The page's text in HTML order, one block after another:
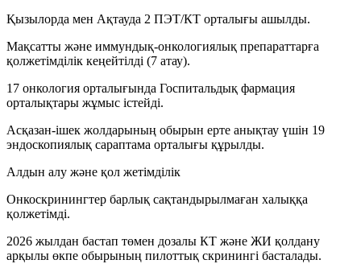
Қызылорда мен Ақтауда 2 ПЭТ/КТ орталығы ашылды.
Мақсатты және иммундық-онкологиялық препараттарға
қолжетімділік кеңейтілді (7 атау).
17 онкология орталығында Госпитальдық фармация
орталықтары жұмыс істейді.
Асқазан-ішек жолдарының обырын ерте анықтау үшін 19
эндоскопиялық сараптама орталығы құрылды.
Алдын алу және қол жетімділік
Онкоскринингтер барлық сақтандырылмаған халыққа
қолжетімді.
2026 жылдан бастап төмен дозалы КТ және ЖИ қолдану
арқылы өкпе обырының пилоттық скринингі басталады.